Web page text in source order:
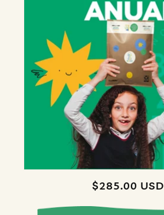
Regular
$285.00 USD